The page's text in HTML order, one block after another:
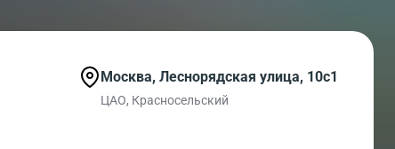
Москва, Леснорядская улица, 10с1
ЦАО, Красносельский